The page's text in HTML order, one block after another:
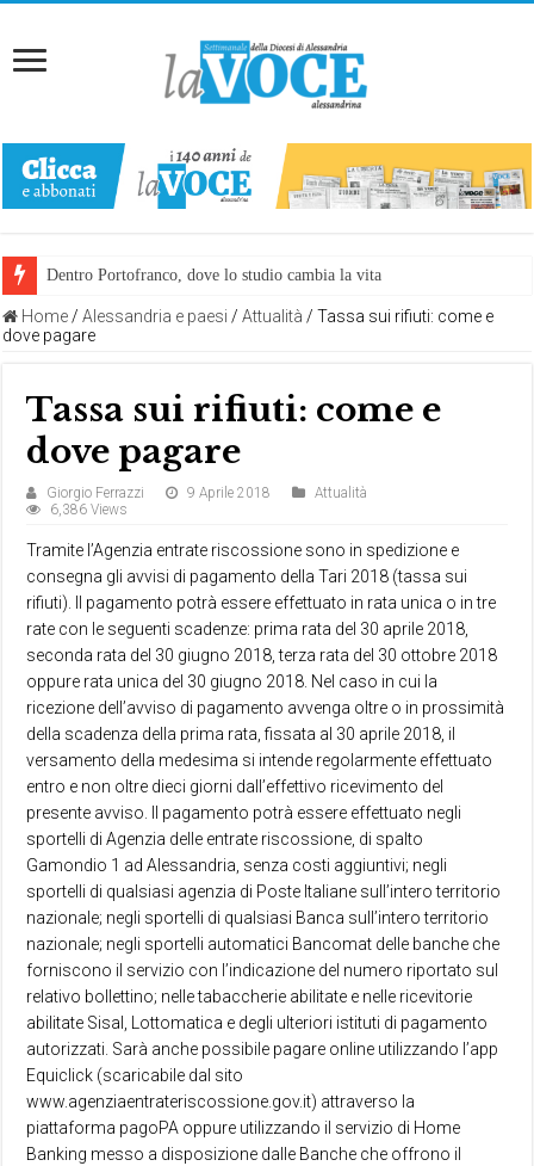
Dentro Portofranco, dove lo studio cambia la vita
Home / Alessandria e paesi / Attualità / Tassa sui rifiuti: come e
dove pagare
Tassa sui rifiuti: come e
dove pagare
Giorgio Ferrazzi 9 Aprile 2018
Attualità
6,386 Views
Tramite l’Agenzia entrate riscossione sono in spedizione e
consegna gli avvisi di pagamento della Tari 2018 (tassa sui
rifiuti). Il pagamento potrà essere effettuato in rata unica o in tre
rate con le seguenti scadenze: prima rata del 30 aprile 2018,
seconda rata del 30 giugno 2018, terza rata del 30 ottobre 2018
oppure rata unica del 30 giugno 2018. Nel caso in cui la
ricezione dell’avviso di pagamento avvenga oltre o in prossimità
della scadenza della prima rata, fissata al 30 aprile 2018, il
versamento della medesima si intende regolarmente effettuato
entro e non oltre dieci giorni dall’effettivo ricevimento del
presente avviso. Il pagamento potrà essere effettuato negli
sportelli di Agenzia delle entrate riscossione, di spalto
Gamondio 1 ad Alessandria, senza costi aggiuntivi; negli
sportelli di qualsiasi agenzia di Poste Italiane sull’intero territorio
nazionale; negli sportelli di qualsiasi Banca sull’intero territorio
nazionale; negli sportelli automatici Bancomat delle banche che
forniscono il servizio con l’indicazione del numero riportato sul
relativo bollettino; nelle tabaccherie abilitate e nelle ricevitorie
abilitate Sisal, Lottomatica e degli ulteriori istituti di pagamento
autorizzati. Sarà anche possibile pagare online utilizzando l’app
Equiclick (scaricabile dal sito
www.agenziaentrateriscossione.gov.it) attraverso la
piattaforma pagoPA oppure utilizzando il servizio di Home
Banking messo a disposizione dalle Banche che offrono il